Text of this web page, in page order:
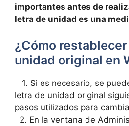
importantes antes de
letra de unidad es ⁢una
¿Cómo
‌unidad original en⁣
1. Si es ‍necesario, se
letra ‌de unidad original
pasos utilizados para
2. En ⁣la ventana ⁢de